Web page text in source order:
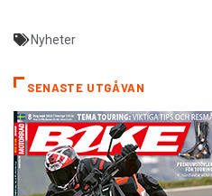
Nyheter
SENASTE UTGÅVAN